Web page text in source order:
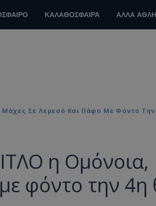
ΚΑΛΑΘΟΣΦΑΙΡΑ ΑΛΛΑ
Σε Λεμεσό Και Πάφο Με Φόντο Την
η Ομόνοια,
φόντο την 4η